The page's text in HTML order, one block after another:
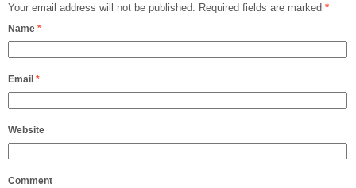
Your email address will not be published. Required fields are marked *
Name *
Email *
Website
Comment